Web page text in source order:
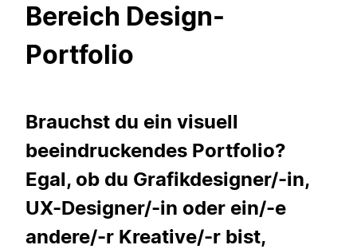
Bereich Design-
Portfolio
Brauchst du ein visuell
beeindruckendes Portfolio?
Egal, ob du Grafikdesigner/-in,
UX-Designer/-in oder ein/-e
andere/-r Kreative/-r bist,